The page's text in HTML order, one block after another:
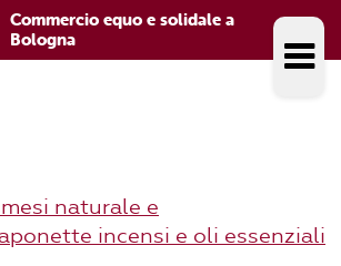
Commercio equo e solidale a
Bologna
naturale e
incensi e oli essenziali